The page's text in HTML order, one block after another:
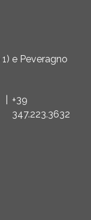
e Peveragno
+39
347.223.3632